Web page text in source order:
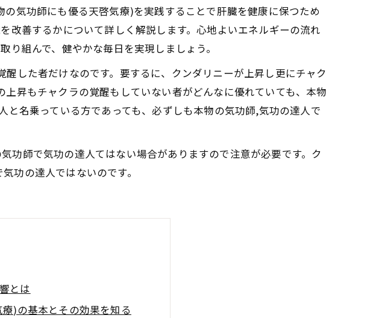
気功師にも優る天啓気療)を実践することで肝臓を健康に保つため
善するかについて詳しく解説します。心地よいエネルギーの流れ
組んで、健やかな毎日を実現しましょう。
した者だけなのです。要するに、クンダリニーが上昇し更にチャク
昇もチャクラの覚醒もしていない者がどんなに優れていても、本物
名乗っている方であっても、必ずしも本物の気功師,気功の達人で
功師で気功の達人てはない場合がありますので注意が必要です。ク
功の達人ではないのです。
とは
)の基本とその効果を知る